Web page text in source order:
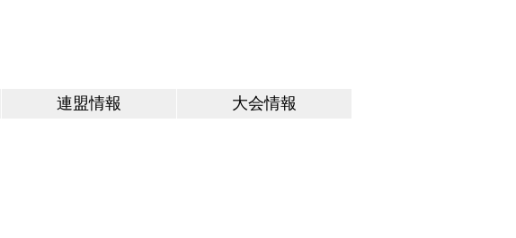
連盟情報 大会情報